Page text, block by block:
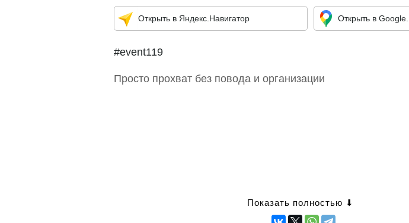
Открыть в Яндекс.Навигатор Открыть в
#event119
Просто прохват без повода и организации